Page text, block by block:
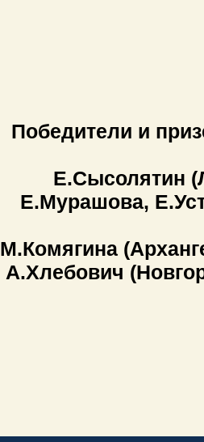
Победители и
Е.Сысолятин
Е.Мурашова,
М.Комягина
А.Хлебович